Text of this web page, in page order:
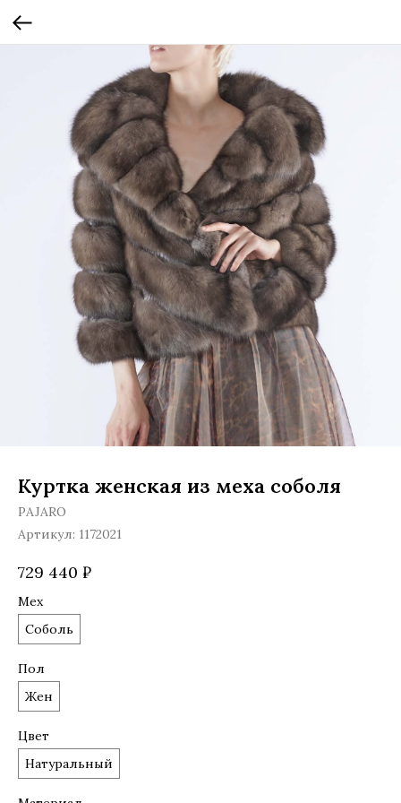
Куртка женская из меха соболя
PAJARO
Артикул: 1172021
729 440 ₽
Мех
Соболь
Пол
Жен
Цвет
Натуральный